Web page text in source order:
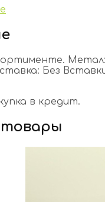
Без
в кредит.